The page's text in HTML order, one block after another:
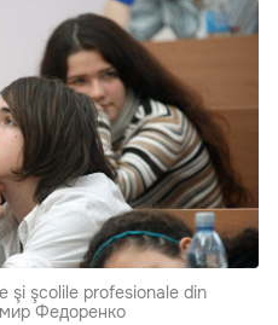
şi şcolile profesionale din
Федоренко